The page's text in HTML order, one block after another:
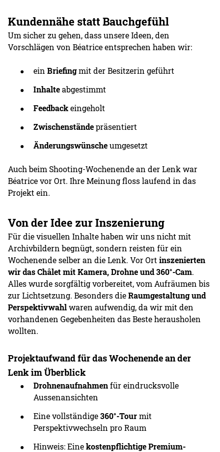
Kundennähe statt Bauchgefühl
Um sicher zu gehen, dass unsere Ideen, den
Vorschlägen von Béatrice entsprechen haben wir:
einBriefingmit der Besitzerin geführt
Inhalteabgestimmt
Feedbackeingeholt
Zwischenständepräsentiert
Änderungswünscheumgesetzt
Auch beim Shooting-Wochenende an der Lenk war
Béatrice vor Ort. Ihre Meinung floss laufend in das
Projekt ein.
Von der Idee zur Inszenierung
Für die visuellen Inhalte haben wir uns nicht mit
Archivbildern begnügt, sondern reisten für ein
Wochenende selber an die Lenk. Vor Ortinszenierten
wir das Châlet mit Kamera, Drohne und 360°-Cam.
Alles wurde sorgfältig vorbereitet, vom Aufräumen bis
zur Lichtsetzung. Besonders dieRaumgestaltung und
Perspektivwahlwaren aufwendig, da wir mit den
vorhandenen Gegebenheiten das Beste herausholen
wollten.
Projektaufwand für das Wochenende an der
Lenk im Überblick
Drohnenaufnahmenfür eindrucksvolle
Aussenansichten
Eine vollständige360°-Tourmit
Perspektivwechseln pro Raum
Hinweis: Einekostenpflichtige Premium-